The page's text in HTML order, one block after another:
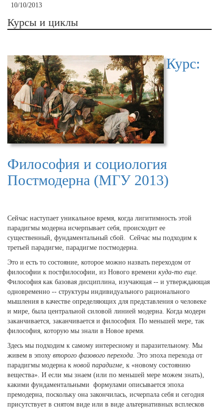
10/10/2013
Курсы и циклы
Курс:
Философия и социология
Постмодерна (МГУ 2013)
Сейчас наступает уникальное время, когда лигитимность этой
парадигмы модерна исчерпывает себя, происходит ее
существенный, фундаментальный сбой. Сейчас мы подходим к
третьей парадигме, парадигме постмодерна.
Это и есть то состояние, которое можно назвать переходом от
философии к постфилософии, из Нового времени куда-то еще.
Философия как базовая дисциплина, изучающая -- и утверждающая
одновременно -- структуры индивидуального рационального
мышления в качестве определяющих для представления о человеке
и мире, была центральной силовой линией модерна. Когда модерн
заканчивается, заканчивается и философия. По меньшей мере, так
философия, которую мы знали в Новое время.
Здесь мы подходим к самому интересному и паразительному. Мы
живем в эпоху второго фазового перехода. Это эпоха перехода от
парадигмы модерна к новой парадигме, к «новому состоянию
вещества». И если мы знаем (или по меньшей мере можем знать),
какими фундаментальными формулами описывается эпоха
премодерна, поскольку она закончилась, исчерпала себя и сегодня
присутствует в снятом виде или в виде альтернативных всплесков